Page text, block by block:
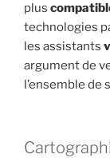
plus
technologies
les assistants
argument de
l’ensemble de